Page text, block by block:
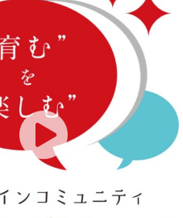
舞台・パフォ
フード・飲食店
アニメ・漫画
ビューティー